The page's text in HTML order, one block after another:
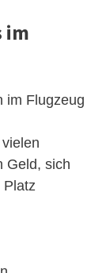
im
im Flugzeug
Geld, sich
Platz